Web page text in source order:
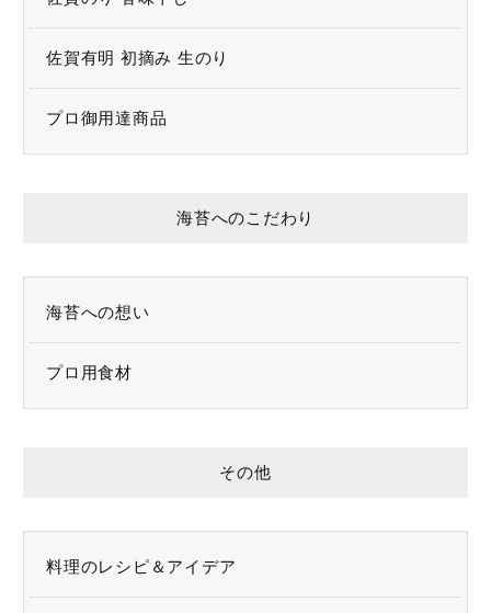
お問い合わせ
佐賀有明 初摘み 生のり
プロ御用達商品
海苔へのこだわり
海苔への想い
プロ用食材
その他
料理のレシピ＆アイデア